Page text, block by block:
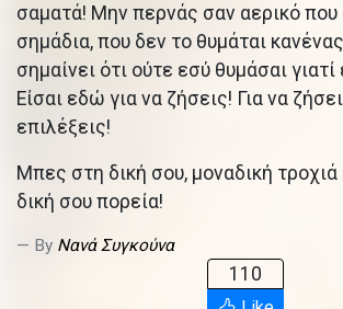
σαματά! Μην περνάς σαν αερικό που
σημάδια, που δεν το θυμάται
σημαίνει ότι ούτε εσύ θυμάσαι
Είσαι εδώ για να ζήσεις! Για να
επιλέξεις!
Μπες στη δική σου, μοναδική τροχιά
δική σου πορεία!
By Νανά Συγκούνα
110